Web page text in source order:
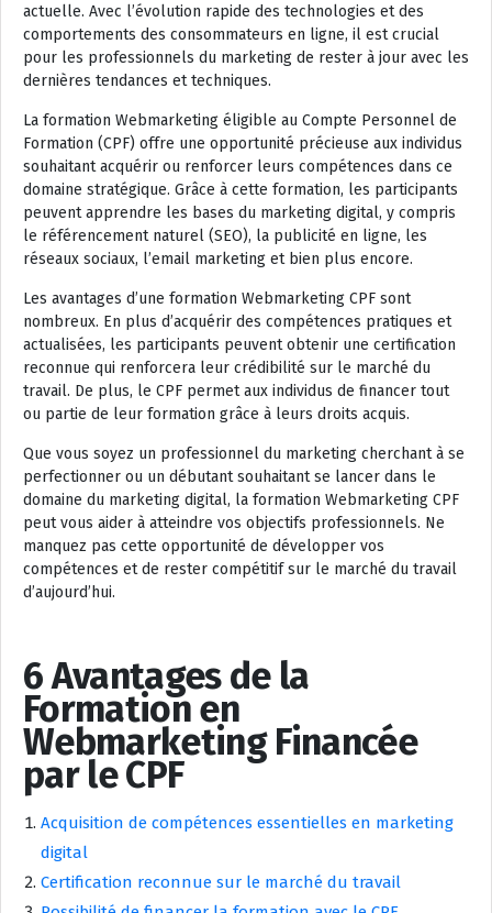
actuelle. Avec l’évolution rapide des technologies et des
comportements des consommateurs en ligne, il est crucial
pour les professionnels du marketing de rester à jour avec les
dernières tendances et techniques.
La formation Webmarketing éligible au Compte Personnel de
Formation (CPF) offre une opportunité précieuse aux individus
souhaitant acquérir ou renforcer leurs compétences dans ce
domaine stratégique. Grâce à cette formation, les participants
peuvent apprendre les bases du marketing digital, y compris
le référencement naturel (SEO), la publicité en ligne, les
réseaux sociaux, l’email marketing et bien plus encore.
Les avantages d’une formation Webmarketing CPF sont
nombreux. En plus d’acquérir des compétences pratiques et
actualisées, les participants peuvent obtenir une certification
reconnue qui renforcera leur crédibilité sur le marché du
travail. De plus, le CPF permet aux individus de financer tout
ou partie de leur formation grâce à leurs droits acquis.
Que vous soyez un professionnel du marketing cherchant à se
perfectionner ou un débutant souhaitant se lancer dans le
domaine du marketing digital, la formation Webmarketing CPF
peut vous aider à atteindre vos objectifs professionnels. Ne
manquez pas cette opportunité de développer vos
compétences et de rester compétitif sur le marché du travail
d’aujourd’hui.
6 Avantages de la
Formation en
Webmarketing Financée
par le CPF
Acquisition de compétences essentielles en marketing
digital
Certification reconnue sur le marché du travail